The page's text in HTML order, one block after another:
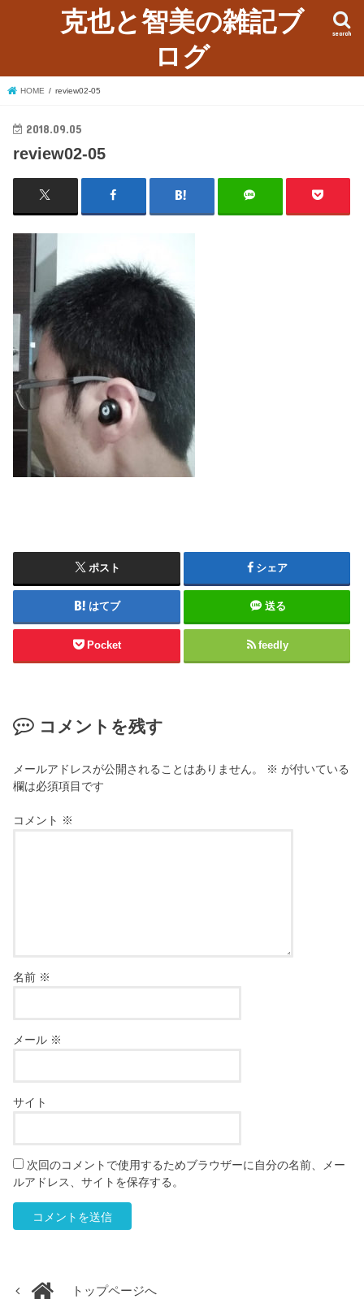
克也と智美の雑記ブ
ログ
search
HOME review02-05
2018.09.05
review02-05
ポスト シェア
はてブ 送る
Pocket feedly
コメントを残す
メールアドレスが公開されることはありません。 ※ が付いている
欄は必須項目です
コメント ※
名前 ※
メール ※
サイト
次回のコメントで使用するためブラウザーに自分の名前、メー
ルアドレス、サイトを保存する。
トップページへ